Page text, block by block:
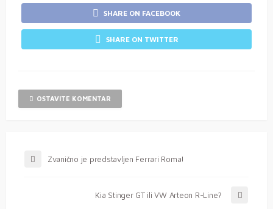
SHARE ON FACEBOOK
SHARE ON TWITTER
OSTAVITE KOMENTAR
Zvanično je predstavljen Ferrari Roma!
Kia Stinger GT ili VW Arteon R-Line?